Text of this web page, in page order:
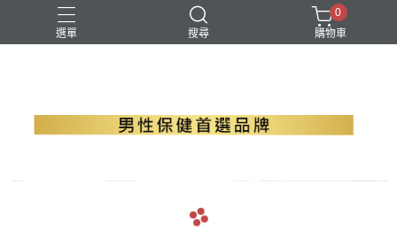
選單 搜尋
B群+馬卡 EPA魚油 瑪卡 精胺酸 螯合鋅
0
購物車